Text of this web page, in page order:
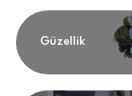
Güzellik